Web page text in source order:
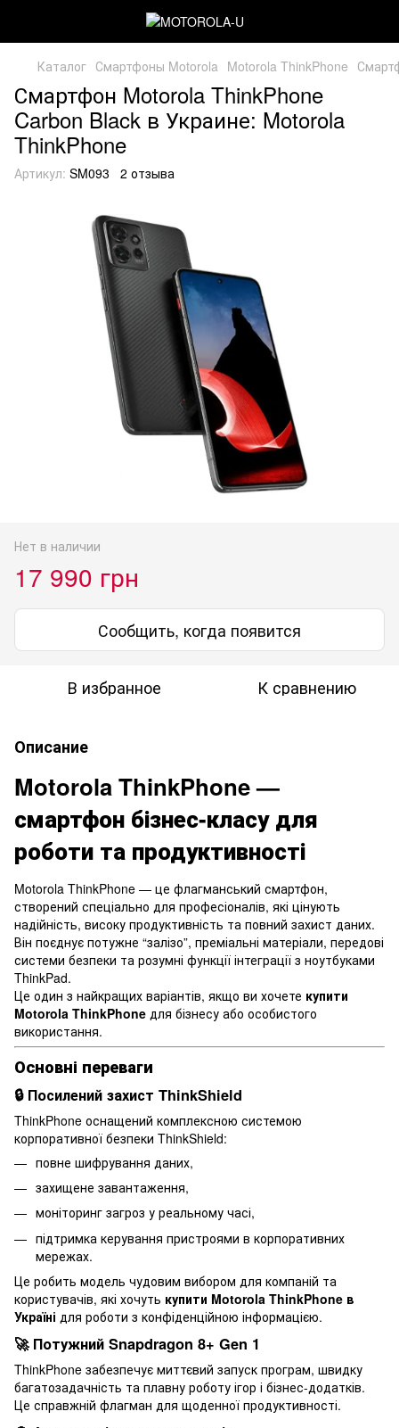
Каталог Смартфоны Motorola Motorola ThinkPhone
Смартфон Motorola ThinkPhone
Carbon Black в Украине: Motorola
ThinkPhone
Артикул: SM093 2 отзыва
Нет в наличии
17 990 грн
Сообщить, когда появится
В избранное К сравнению
Описание
Motorola ThinkPhone —
смартфон бізнес-класу для
роботи та продуктивності
Motorola ThinkPhone — це флагманський смартфон,
створений спеціально для професіоналів, які цінують
надійність, високу продуктивність та повний захист даних.
Він поєднує потужне “залізо”, преміальні матеріали, передові
системи безпеки та розумні функції інтеграції з ноутбуками
ThinkPad.
Це один з найкращих варіантів, якщо ви хочете купити
Motorola ThinkPhone для бізнесу або особистого
використання.
Основні переваги
🔒 Посилений захист ThinkShield
ThinkPhone оснащений комплексною системою
корпоративної безпеки ThinkShield:
повне шифрування даних,
захищене завантаження,
моніторинг загроз у реальному часі,
підтримка керування пристроями в корпоративних
мережах.
Це робить модель чудовим вибором для компаній та
користувачів, які хочуть купити Motorola ThinkPhone в
Україні для роботи з конфіденційною інформацією.
🚀 Потужний Snapdragon 8+ Gen 1
ThinkPhone забезпечує миттєвий запуск програм, швидку
багатозадачність та плавну роботу ігор і бізнес-додатків.
Це справжній флагман для щоденної продуктивності.